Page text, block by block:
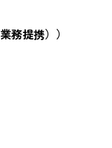
務提携））